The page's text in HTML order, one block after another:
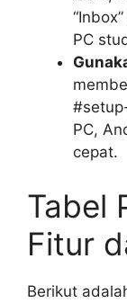
PC
PC,
cepat.
Tabel
Fitur
Berikut